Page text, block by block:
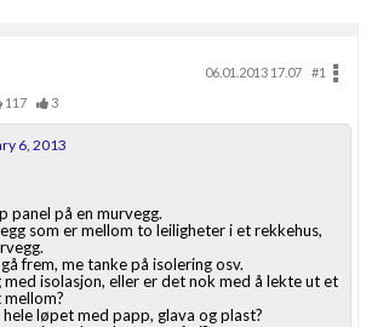
06.01.2013 17.07
#1
117
3
6, 2013
panel på en murvegg.
som er mellom to leiligheter i et rekkehus,
frem, me tanke på isolering osv.
isolasjon, eller er det nok med å lekte ut et
mellom?
løpet med papp, glava og plast?